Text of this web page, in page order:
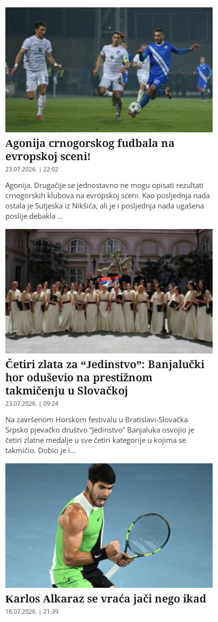
Agonija crnogorskog fudbala na
evropskoj sceni!
23.07.2026. | 22:02
Agonija. Drugačije se jednostavno ne mogu opisati rezultati
crnogorskih klubova na evropskoj sceni. Kao posljednja nada
ostala je Sutjeska iz Nikšića, ali je i posljednja nada ugašena
poslije debakla …
Četiri zlata za “Jedinstvo”: Banjalučki
hor oduševio na prestižnom
takmičenju u Slovačkoj
23.07.2026. | 09:24
Na završenom Horskom festivalu u Bratislavi-Slovačka
Srpsko pjevačko društvo “Јedinstvo” Banjaluka osvojio je
četiri zlatne medalje u sve četiri kategorije u kojima se
takmičio. Dobio je i…
Karlos Alkaraz se vraća jači nego ikad
18.07.2026. | 21:39